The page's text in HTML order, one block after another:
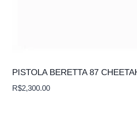
PISTOLA BERETTA 87
R$2,300.00